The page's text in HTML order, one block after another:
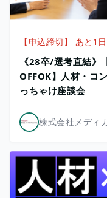
【申込締切】 あと1日
《28卒/選考直結》
OFFOK】人材・コ
っちゃけ座談会
株式会社メディ